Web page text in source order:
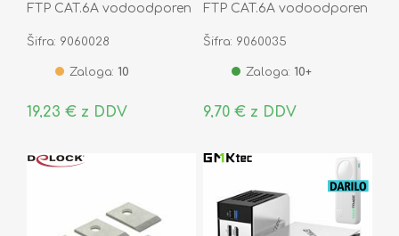
FTP CAT.6A vodoodporen
Šifra: 9060028
Zaloga: 10
19,23 € z DDV
FTP CAT.6A vodoodporen
Šifra: 9060035
Zaloga: 10+
9,70 € z DDV